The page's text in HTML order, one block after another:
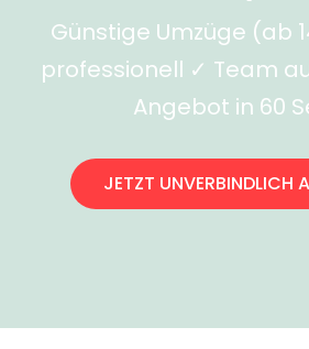
Günstige Umzüge (ab
professionell ✓ Team
Angebot in 60
JETZT UNVERBINDLICH